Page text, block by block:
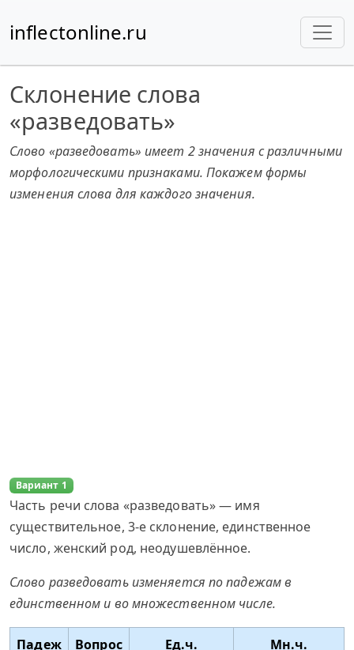
inflectonline.ru
Склонение слова
«разведовать»
Слово «разведовать» имеет 2 значения с различными
морфологическими признаками. Покажем формы
изменения слова для каждого значения.
Вариант 1
Часть речи слова «разведовать» — имя
существительное, 3-е склонение, единственное
число, женский род, неодушевлённое.
Слово разведовать изменяется по падежам в
единственном и во множественном числе.
Падеж Вопрос Ед.ч.
Мн.ч.